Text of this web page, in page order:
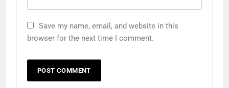
Save my name, email, and website in this
browser for the next time I comment.